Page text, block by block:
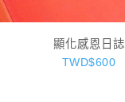
顯化感恩日誌
TWD$600